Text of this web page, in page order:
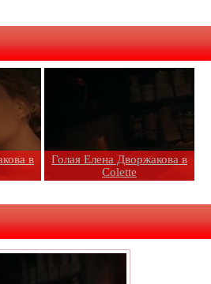
в
Голая Елена Дворжакова в
Colette